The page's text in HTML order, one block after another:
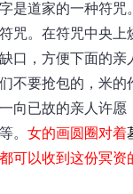
是道家的一种符
咒。在符咒中央上
口，方便下面的
不要抢包的，米的
向已故的亲人许愿
。 女的画圆圈对着
可以收到这份冥